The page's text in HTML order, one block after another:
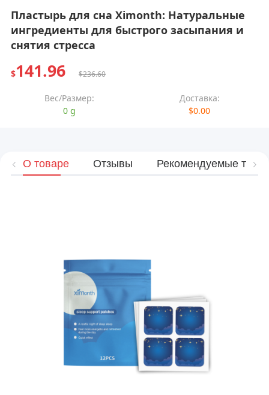
Пластырь для сна Ximonth: Натуральные
ингредиенты для быстрого засыпания и
снятия стресса
$141.96 $236.60
Вес/Размер:
0 g
Доставка:
$0.00
О товаре Отзывы Рекомендуемые